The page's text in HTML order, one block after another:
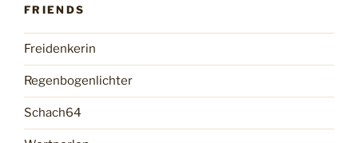
FRIENDS
Freidenkerin
Regenbogenlichter
Schach64